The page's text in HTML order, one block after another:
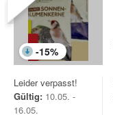
-15%
Leider verpasst!
Gültig: 10.05. -
16.05.